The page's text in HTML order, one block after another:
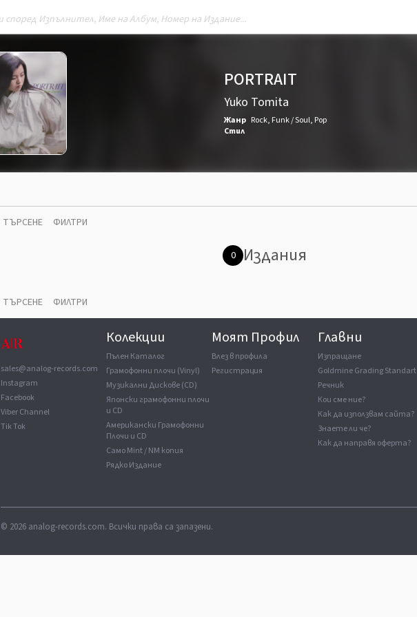
PORTRAIT
Yuko Tomita
Жанр Rock, Funk / Soul, Pop
Стил
ТЪРСЕНЕ ФИЛТРИ
0 Издания
ТЪРСЕНЕ ФИЛТРИ
sales@analog-records.com
Instagram
Facebook
Viber Channel
Tik Tok
Колекции
Пълен Каталог
Грамофонни плочи (Vinyl)
Музикални Дискове (CD)
Японски грамофонни плочи
и CD
Американски Грамофонни
Плочи и CD
Само Mint / NM копия
Рядко Издание
Моят Профил
Влез в профила
Регистрация
Главни
Изпращане
Goldmine Grading Standart
Речник
Кои сме ние?
Как да използвам сайта?
Знаете ли че?
Как да направя оферта?
© 2026analog-records.com. Всички права са запазени.